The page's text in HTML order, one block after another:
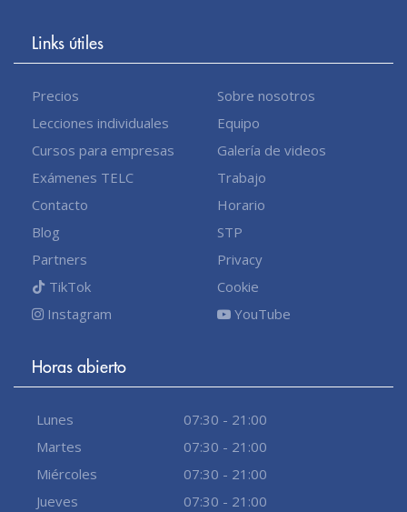
Links útiles
Precios
Lecciones individuales
Cursos para empresas
Exámenes TELC
Contacto
Blog
Partners
TikTok
Instagram
Sobre nosotros
Equipo
Galería de videos
Trabajo
Horario
STP
Privacy
Cookie
YouTube
Horas abierto
Lunes
07:30 - 21:00
Martes
07:30 - 21:00
Miércoles
07:30 - 21:00
Jueves
07:30 - 21:00